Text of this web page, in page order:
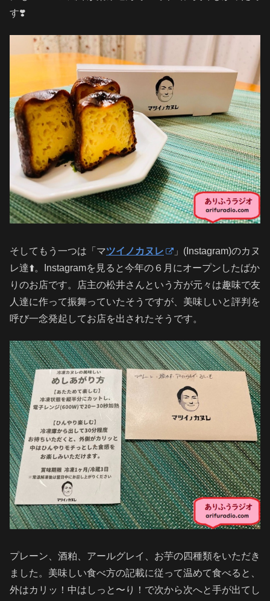
す❣️
そしてもう一つは「マツイノカヌレ
」(Instagram)のカヌ
レ達⬆️。Instagramを見ると今年の６月にオープンしたばか
りのお店です。店主の松井さんという方が元々は趣味で友
人達に作って振舞っていたそうですが、美味しいと評判を
呼び一念発起してお店を出されたそうです。
プレーン、酒粕、アールグレイ、お芋の四種類をいただき
ました。美味しい食べ方の記載に従って温めて食べると、
外はカリッ！中はしっと〜り！で次から次へと手が出てし